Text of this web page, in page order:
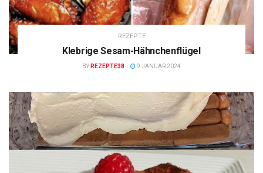
REZEPTE
Klebrige Sesam-Hähnchenflügel
BY REZEPTE38 9 JANUAR 2024